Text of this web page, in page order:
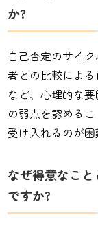
か?
自己否定のサイ
者との比較によ
など、心理的な
の弱点を認める
受け入れるのが困
なぜ得意なこ
ですか?